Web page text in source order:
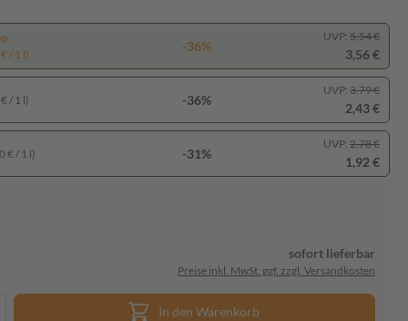
/ 1 l)
-36%
UVP: 5,54 €
3,56 €
/ 1 l) -36%
UVP: 3,79 €
2,43 €
€ / 1 l) -31%
UVP: 2,78 €
1,92 €
sofort lieferbar
Preise inkl. MwSt. ggf. zzgl. Versandkosten
In den Warenkorb